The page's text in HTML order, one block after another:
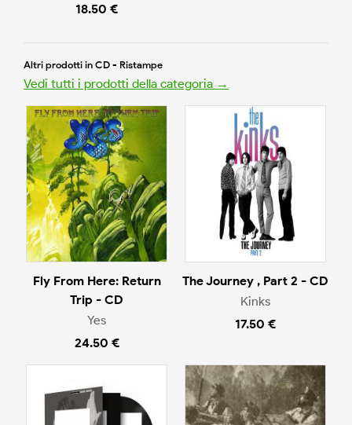
18.50 €
Altri prodotti in CD - Ristampe
Vedi tutti i prodotti della categoria →
Fly From Here: Return
Trip - CD
Yes
24.50 €
The Journey , Part 2 - CD
Kinks
17.50 €